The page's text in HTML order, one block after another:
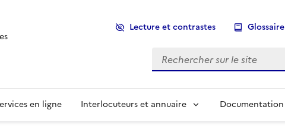
Lecture et contrastes Glossaire
Rechercher sur le site
en ligne Interlocuteurs et annuaire Documentation